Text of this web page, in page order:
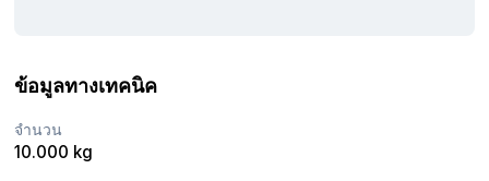
ข้อมูลทางเทคนิค
จำนวน
10.000 kg